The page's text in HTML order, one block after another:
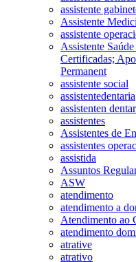
assistente
Assistente
assistente
Assistente
Certificadas;
Permanent
assistente social
assistentedentaria
assistenten
assistentes
Assistentes de
assistentes
assistida
Assuntos
ASW
atendimento
atendimento a
Atendimento ao
atendimento
atrative
atrativo